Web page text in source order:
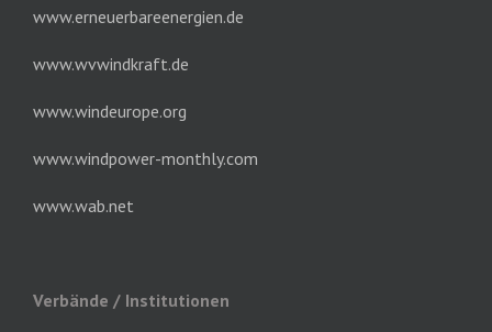
www.erneuerbareenergien.de
www.wvwindkraft.de
www.windeurope.org
www.windpower-monthly.com
www.wab.net
Verbände / Institutionen